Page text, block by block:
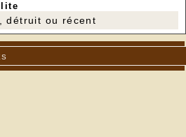
détruit ou récent